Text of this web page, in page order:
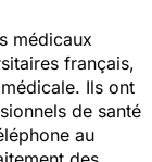
médicaux
français,
Ils ont
de santé
au